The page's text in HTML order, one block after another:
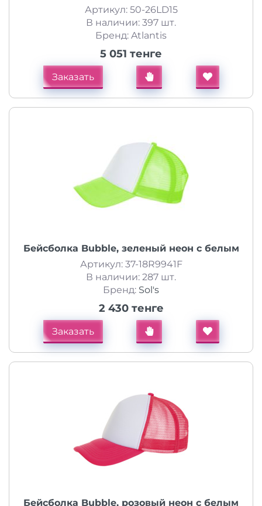
Артикул: 50-26LD15
В наличии: 397 шт.
Бренд: Atlantis
5 051 тенге
Заказать
Бейсболка Bubble, зеленый неон с белым
Артикул: 37-18R9941F
В наличии: 287 шт.
Бренд: Sol's
2 430 тенге
Заказать
Бейсболка Bubble, розовый неон с белым